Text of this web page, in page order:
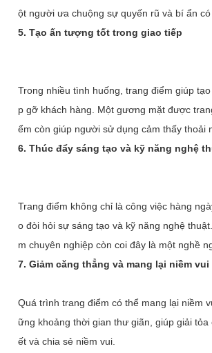
ột người ưa chuộng sự quyến rũ và bí ẩn
5. Tạo ấn tượng tốt trong giao tiếp
Trong nhiều tình huống, trang điểm giúp
p gỡ khách hàng. Một gương mặt được
ểm còn giúp người sử dụng cảm thấy thoải
6. Thúc đẩy sáng tạo và kỹ năng nghệ
Trang điểm không chỉ là công việc hàng
o đòi hỏi sự sáng tạo và kỹ năng nghệ
m chuyên nghiệp còn coi đây là một nghề
7. Giảm căng thẳng và mang lại niềm vui
Quá trình trang điểm có thể mang lại niềm
ững khoảng thời gian thư giãn, giúp giải
ết và chia sẻ niềm vui.